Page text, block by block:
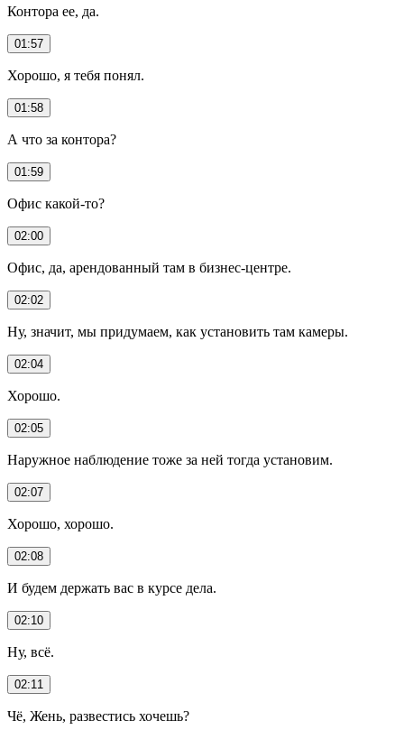
Контора ее, да.
01:57
Хорошо, я тебя понял.
01:58
А что за контора?
01:59
Офис какой-то?
02:00
Офис, да, арендованный там в бизнес-центре.
02:02
Ну, значит, мы придумаем, как установить там камеры.
02:04
Хорошо.
02:05
Наружное наблюдение тоже за ней тогда установим.
02:07
Хорошо, хорошо.
02:08
И будем держать вас в курсе дела.
02:10
Ну, всё.
02:11
Чё, Жень, развестись хочешь?